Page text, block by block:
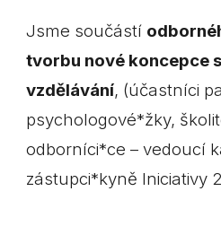
Jsme součástí
tvorbu nové koncepce
vzdělávání, (účastníci
psychologové*žky,
odborníci*ce – vedoucí
zástupci*kyně Iniciativy